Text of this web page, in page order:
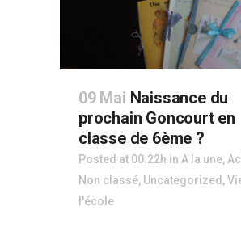
09 Mai Naissance du
prochain Goncourt en
classe de 6ème ?
Posted at 00:22h in A la une,
Non classé, Uncategorized ,
l'école